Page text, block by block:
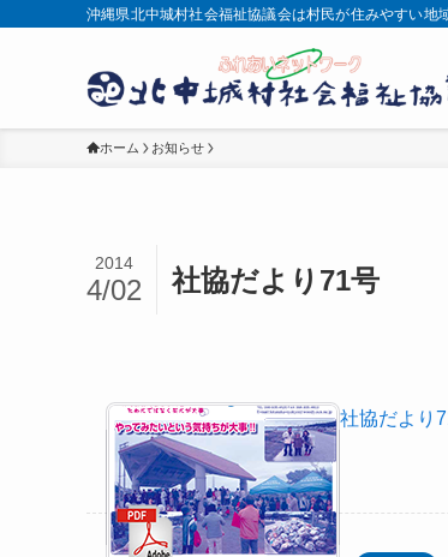
沖縄県北中城村社会福祉協議会は村民が住みやすい地
ホーム お知らせ
社協だより71号
2014
4/02
社協だより